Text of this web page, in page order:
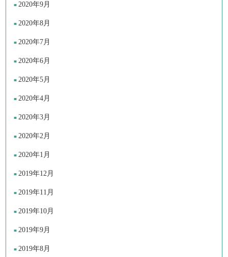
2020年9月
2020年8月
2020年7月
2020年6月
2020年5月
2020年4月
2020年3月
2020年2月
2020年1月
2019年12月
2019年11月
2019年10月
2019年9月
2019年8月